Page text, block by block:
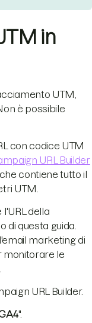
in
UTM,
è possibile
con codice UTM
URL Builder
contiene tutto il
UTM.
della
di questa guida.
marketing di
monitorare le
URL Builder.
".